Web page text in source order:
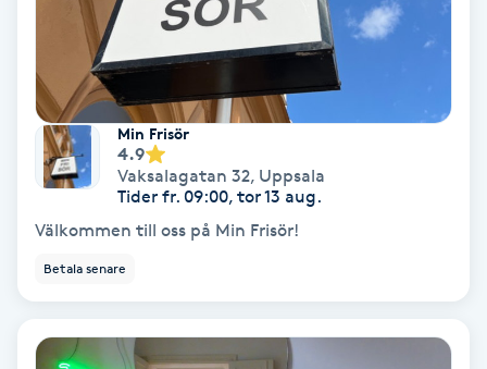
Hårborttagning
Hårbottenbehandling
Hårförlängning
Hälsa
Hälsprickor
Min Frisör
4.9
Vaksalagatan 32, Uppsala
Tider fr. 09:00, tor 13 aug.
Välkommen till oss på Min Frisör!
Betala senare